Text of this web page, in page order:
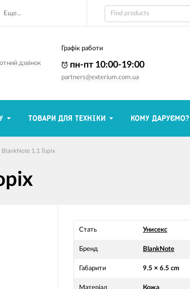
Еще...
дзвінок
Графік работи
пн-пт 10:00-19:00
partners@exterium.com.ua
ТОВАРИ ДЛЯ ТЕХНІКИ КОМУ ДАРУЄМО?
1.1 Горіх
Стать Унисекс
Бренд BlankNote
Габарити 9.5 × 6.5 cm